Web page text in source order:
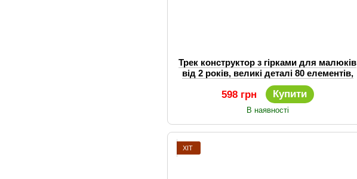
Трек конструктор з гірками для малюків
від 2 років, великі деталі 80 елементів,
Технок
598 грн Купити
В наявності
ХІТ